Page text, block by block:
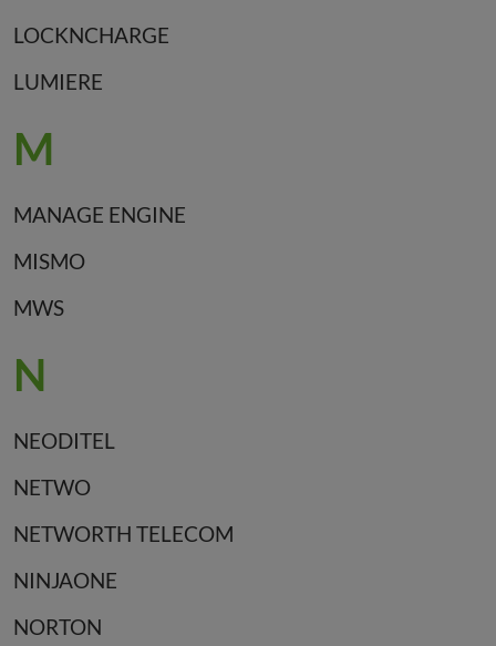
LOCKNCHARGE
LUMIERE
M
MANAGE ENGINE
MISMO
MWS
N
NEODITEL
NETWO
NETWORTH TELECOM
NINJAONE
NORTON